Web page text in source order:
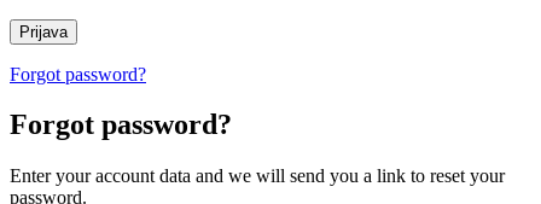
Forgot password?
Forgot password?
Enter your account data and we will send you a link to reset your
password.